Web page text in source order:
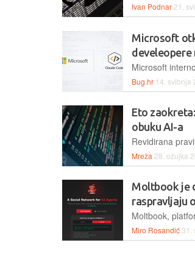
Ivan Podnar 21.
Microsoft
develeopere
Bug.hr 14. svibnja
Eto
obuku AI-a
Mreža 28. ožujka
Moltbook je
raspravljaju
Miro Rosandić 31.